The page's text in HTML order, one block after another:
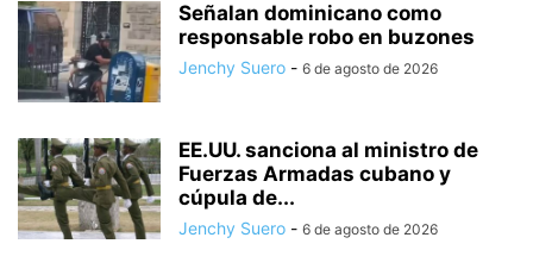
Señalan dominicano como
responsable robo en buzones
Jenchy Suero - 6 de agosto de 2026
EE.UU. sanciona al ministro de
Fuerzas Armadas cubano y
cúpula de...
Jenchy Suero - 6 de agosto de 2026